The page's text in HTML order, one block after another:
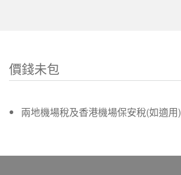
價錢未包
兩地機場稅及香港機場保安稅(如適用)